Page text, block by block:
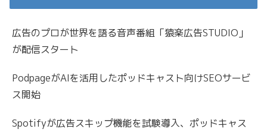
広告のプロが世界を語る音声番組「猿楽広告STUDIO」
が配信スタート
PodpageがAIを活用したポッドキャスト向けSEOサービ
ス開始
Spotifyが広告スキップ機能を試験導入、ポッドキャス